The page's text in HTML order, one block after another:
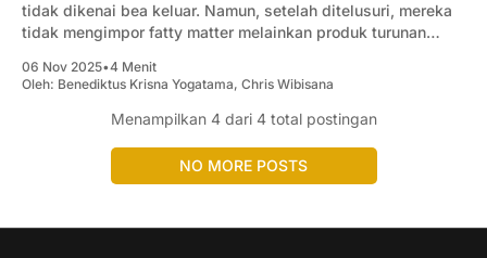
tidak dikenai bea keluar. Namun, setelah ditelusuri, mereka
tidak mengimpor fatty matter melainkan produk turunan
keluar.
06 Nov 2025•4 Menit
Oleh: Benediktus Krisna Yogatama, Chris Wibisana
Menampilkan 4dari 4 total postingan
NO MORE POSTS